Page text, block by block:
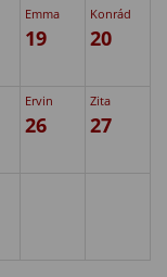
Emma
19
Konrád
20
Ervin
26
Zita
27